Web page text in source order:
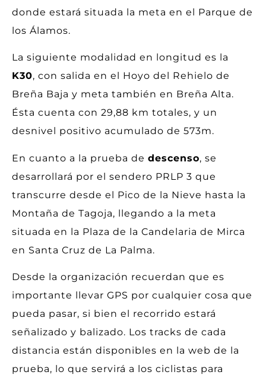
donde estará situada la meta en el Parque de
los Álamos.
La siguiente modalidad en longitud es la
K30, con salida en el Hoyo del Rehielo de
Breña Baja y meta también en Breña Alta.
Ésta cuenta con 29,88 km totales, y un
desnivel positivo acumulado de 573m.
En cuanto a la prueba de descenso, se
desarrollará por el sendero PRLP 3 que
transcurre desde el Pico de la Nieve hasta la
Montaña de Tagoja, llegando a la meta
situada en la Plaza de la Candelaria de Mirca
en Santa Cruz de La Palma.
Desde la organización recuerdan que es
importante llevar GPS por cualquier cosa que
pueda pasar, si bien el recorrido estará
señalizado y balizado. Los tracks de cada
distancia están disponibles en la web de la
prueba, lo que servirá a los ciclistas para